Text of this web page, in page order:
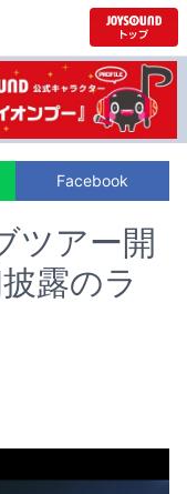
Facebook
ツアー開
露のラ